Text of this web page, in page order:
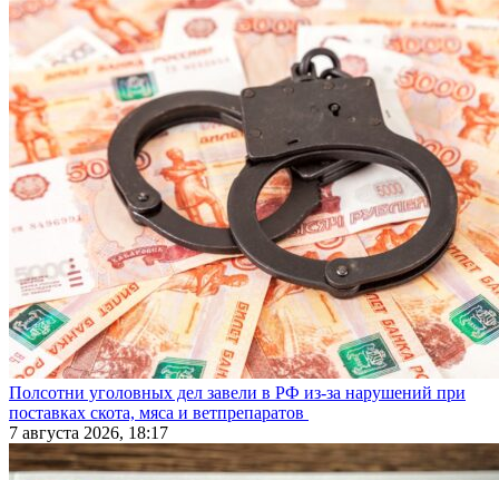
Полсотни уголовных дел завели в РФ из-за нарушений при
поставках скота, мяса и ветпрепаратов
7 августа 2026, 18:17